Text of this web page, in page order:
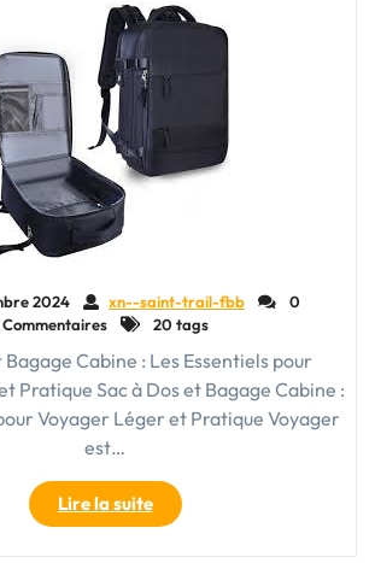
2024 xn--saint-trail-fbb
0
Commentaires
20 tags
Bagage Cabine : Les Essentiels pour
Pratique Sac à Dos et Bagage Cabine :
Voyager Léger et Pratique Voyager
est…
Lire la suite"Choisir
le
Bon